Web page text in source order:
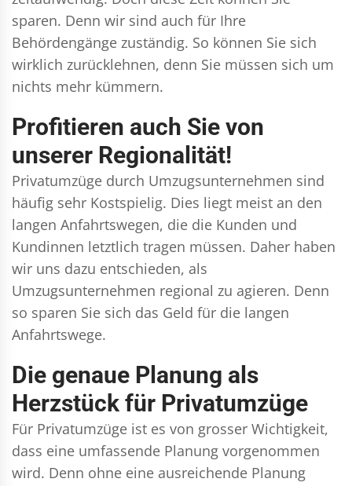
sparen. Denn wir sind auch für Ihre
Behördengänge zuständig. So können Sie sich
wirklich zurücklehnen, denn Sie müssen sich um
nichts mehr kümmern.
Profitieren auch Sie von
unserer Regionalität!
Privatumzüge durch Umzugsunternehmen sind
häufig sehr Kostspielig. Dies liegt meist an den
langen Anfahrtswegen, die die Kunden und
Kundinnen letztlich tragen müssen. Daher haben
wir uns dazu entschieden, als
Umzugsunternehmen regional zu agieren. Denn
so sparen Sie sich das Geld für die langen
Anfahrtswege.
Die genaue Planung als
Herzstück für Privatumzüge
Für Privatumzüge ist es von grosser Wichtigkeit,
dass eine umfassende Planung vorgenommen
wird. Denn ohne eine ausreichende Planung